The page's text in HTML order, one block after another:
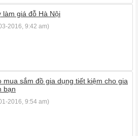
làm giá đỗ Hà Nội
2016, 9:42 am)
mua sắm đồ gia dụng tiết kiệm cho gia
bạn
2016, 9:54 am)